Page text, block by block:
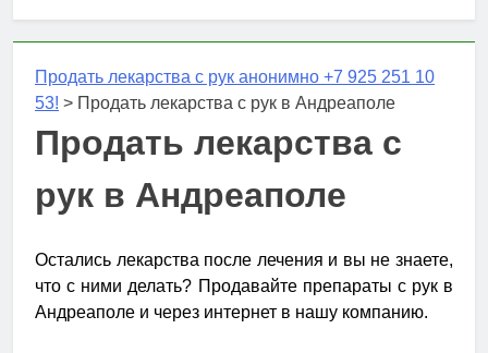
Продать лекарства с рук анонимно +7 925 251 10
53! > Продать лекарства с рук в Андреаполе
Продать лекарства с
рук в Андреаполе
Остались лекарства после лечения и вы не знаете,
что с ними делать? Продавайте препараты с рук в
Андреаполе и через интернет в нашу компанию.